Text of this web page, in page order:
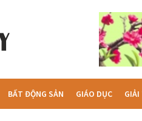
BẤT ĐỘNG SẢN GIÁO DỤC GIẢI